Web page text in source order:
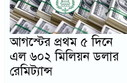
আগস্টের প্রথম ৫ দিনে
এল ৬০২ মিলিয়ন ডলার
রেমিট্যান্স